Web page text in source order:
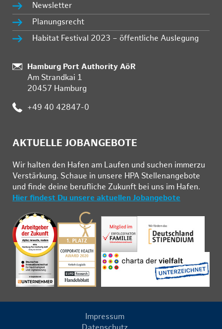
Newsletter
Planungsrecht
Habitat Festival 2023 – öffentliche Auslegung
:
Hamburg Port Authority AöR
Am Strandkai 1
20457 Hamburg
: +49 40 42847-0
AKTUELLE JOBANGEBOTE
Wir hal­ten den Ha­fen am Lau­fen und su­chen im­mer­zu
Ver­stär­kung. Schau­e in un­se­re HPA Stel­len­an­ge­bo­te
und fin­de deine be­ruf­li­che Zu­kunft bei uns im Ha­fen.
Hier findest Du unsere aktuellen Jobangebote
Impressum